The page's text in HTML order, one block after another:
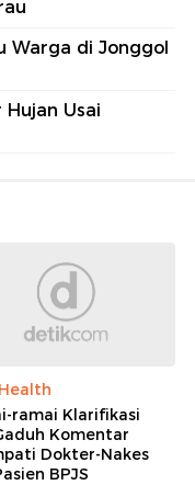
Warga di Jonggol
Hujan Usai
ramai Klarifikasi
Komentar
Dokter-Nakes
BPJS